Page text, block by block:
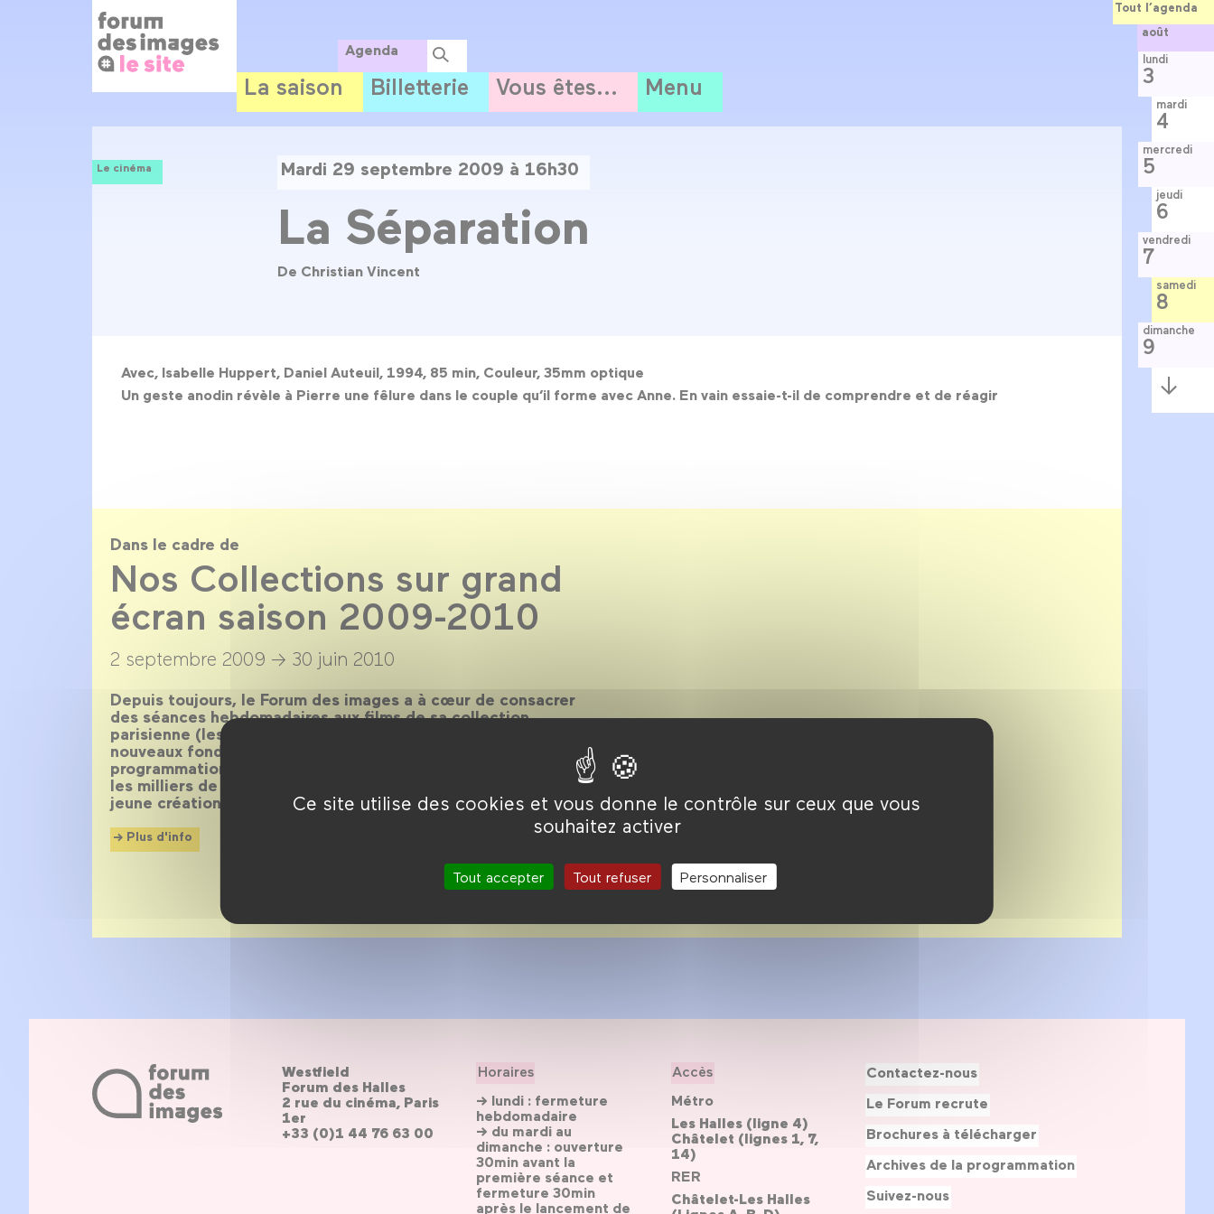
Ce site utilise des cookies et vous donne le contrôle sur ceux que vous
souhaitez activer
Tout accepter Tout refuser Personnaliser
Agenda
La saison Billetterie Vous êtes... Menu
Le cinéma Mardi 29 septembre 2009 à 16h30
La Séparation
De Christian Vincent
Avec, Isabelle Huppert, Daniel Auteuil, 1994, 85 min, Couleur, 35mm optique
Un geste anodin révèle à Pierre une fêlure dans le couple qu’il forme avec Anne. En vain essaie-t-il de comprendre et de réagir
Dans le cadre de
Nos Collections sur grand
écran saison 2009-2010
2 septembre 2009 → 30 juin 2010
Depuis toujours, le Forum des images a à cœur de consacrer
des séances hebdomadaires aux films de sa collection
parisienne (les mardis et vendredis). Désormais, les œuvres des
nouveaux fonds qu’il accueille nourrissent aussi la
programmation de ce rendez-vous. Retrouvez sur grand écran
les milliers de films des collections, des grands classiques à la
jeune création.
Plus d'info
Tout l’agenda
août
lundi
3
mardi
4
mercredi
5
jeudi
6
vendredi
7
samedi
8
dimanche
9
Semaine
suivante
Westfield
Forum des Halles
2 rue du cinéma, Paris
1er
+33 (0)1 44 76 63 00
Horaires
→ lundi : fermeture
hebdomadaire
→ du mardi au
dimanche : ouverture
30min avant la
première séance et
fermeture 30min
après le lancement de
Accès
Métro
Les Halles (ligne 4)
Châtelet (lignes 1, 7,
14)
RER
Châtelet-Les Halles
Contactez-nous
Le Forum recrute
Brochures à télécharger
Archives de la programmation
Suivez-nous